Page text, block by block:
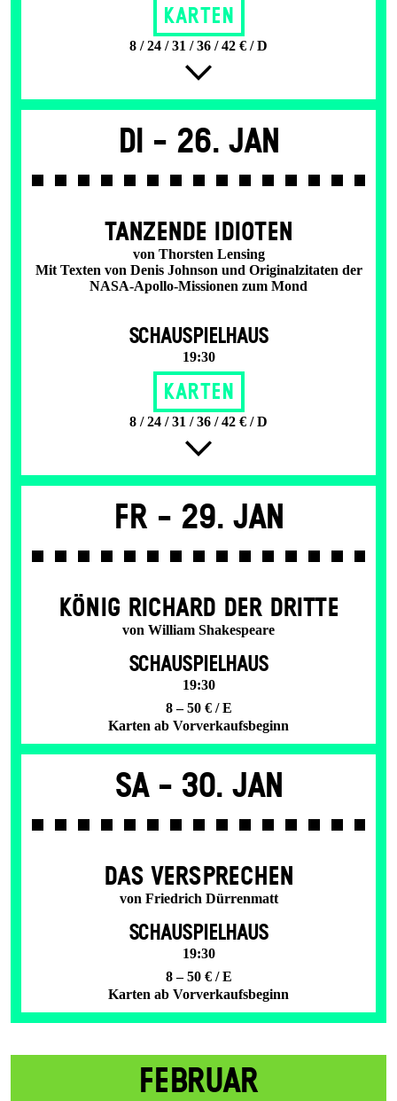
Karten
8 / 24 / 31 / 36 / 42 € / D
Di - 26. Jan
TANZENDE IDIOTEN
von Thorsten Lensing
Mit Texten von Denis Johnson und Originalzitaten der
NASA-Apollo-Missionen zum Mond
SCHAUSPIELHAUS
19:30
Karten
8 / 24 / 31 / 36 / 42 € / D
Fr - 29. Jan
KÖNIG RICHARD DER DRITTE
von William Shakespeare
SCHAUSPIELHAUS
19:30
8 – 50 € / E
Karten ab Vorverkaufsbeginn
Sa - 30. Jan
DAS VER­SPRECHEN
von Friedrich Dürrenmatt
SCHAUSPIELHAUS
19:30
8 – 50 € / E
Karten ab Vorverkaufsbeginn
FEBRUAR